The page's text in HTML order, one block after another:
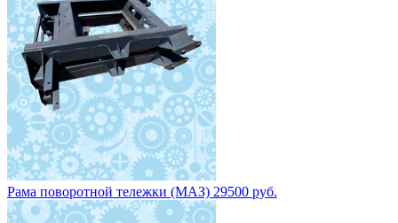
Рама поворотной тележки (МАЗ) 29500 руб.